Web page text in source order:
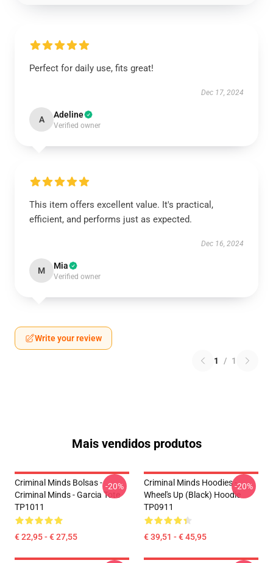
Perfect for daily use, fits great!
Dec 17, 2024
A Adeline
Verified owner
This item offers excellent value. It's practical,
efficient, and performs just as expected.
Dec 16, 2024
M Mia
Verified owner
Write your review
1 / 1
Mais vendidos produtos
Criminal Minds Bolsas -
Criminal Minds - Garcia Tote
TP1011
€ 22,95 - € 27,55
-20%
Criminal Minds Hoodies -
Wheel's Up (Black) Hoodie
TP0911
€ 39,51 - € 45,95
-20%